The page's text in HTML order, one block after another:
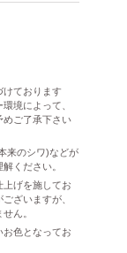
ております
境によって、
めご了承下さい
来のシワ)などが
ください。
げを施してお
ざいますが、
ん。
色となってお